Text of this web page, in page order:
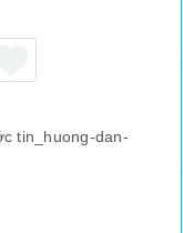
tin_huong-dan-